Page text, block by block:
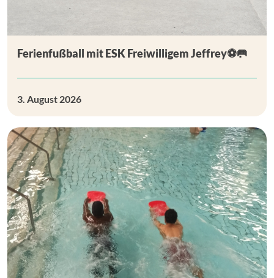
Ferienfußball mit ESK Freiwilligem Jeffrey⚽🥅
3. August 2026